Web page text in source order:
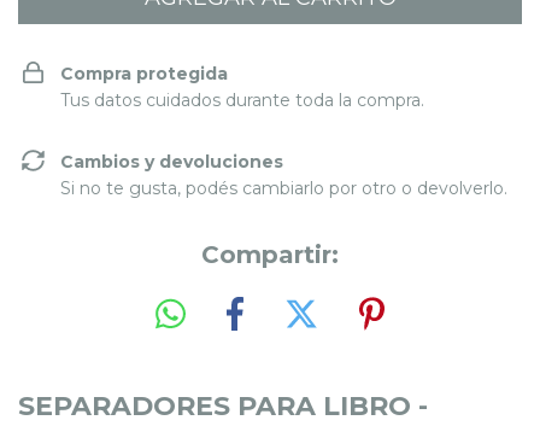
Compra protegida
Tus datos cuidados durante toda la compra.
Cambios y devoluciones
Si no te gusta, podés cambiarlo por otro o devolverlo.
Compartir:
SEPARADORES PARA LIBRO -